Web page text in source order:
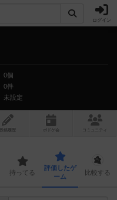
ログイン
0個
0件
未設定
投稿履歴 ボ ドゲ コミュニティ
持ってる
評価したゲ
ーム
比較する